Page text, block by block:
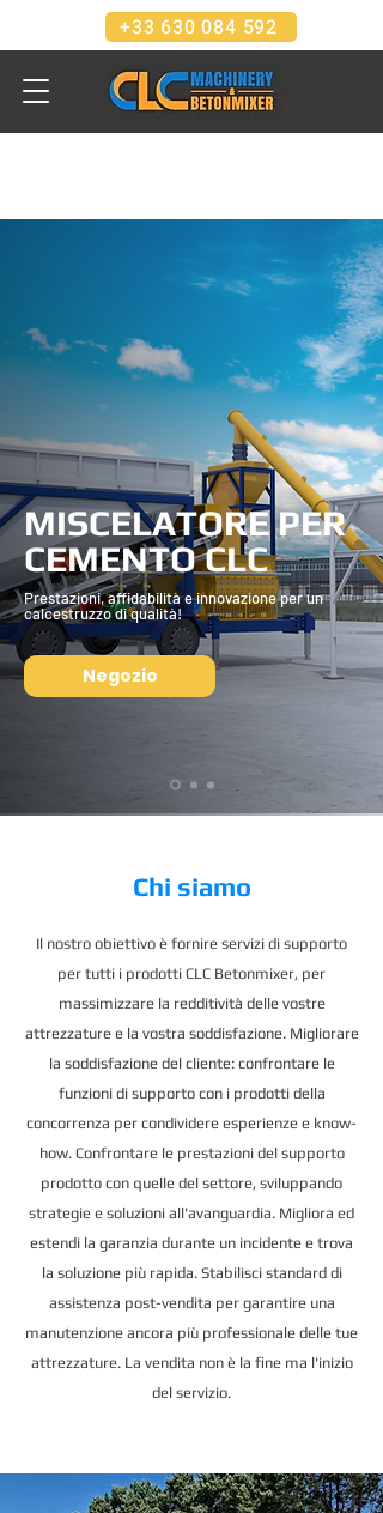
+33 630 084 592
MISCELATORE PER
CEMENTO CLC
Prestazioni, affidabilità e innovazione per un
calcestruzzo di qualità!
Negozio
Chi siamo
Il nostro obiettivo è fornire servizi di supporto
per tutti i prodotti CLC Betonmixer, per
massimizzare la redditività delle vostre
attrezzature e la vostra soddisfazione. Migliorare
la soddisfazione del cliente: confrontare le
funzioni di supporto con i prodotti della
concorrenza per condividere esperienze e know-
how. Confrontare le prestazioni del supporto
prodotto con quelle del settore, sviluppando
strategie e soluzioni all'avanguardia. Migliora ed
estendi la garanzia durante un incidente e trova
la soluzione più rapida. Stabilisci standard di
assistenza post-vendita per garantire una
manutenzione ancora più professionale delle tue
attrezzature. La vendita non è la fine ma l'inizio
del servizio.